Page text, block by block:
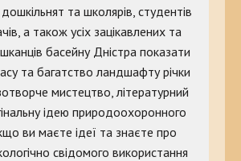
та школярів, студентів
а також усіх зацікавлених та
басейну Дністра показати
та багатство ландшафту річки
мистецтво, літературний
ідею природоохоронного
ви маєте ідеї та знаєте про
свідомого використання